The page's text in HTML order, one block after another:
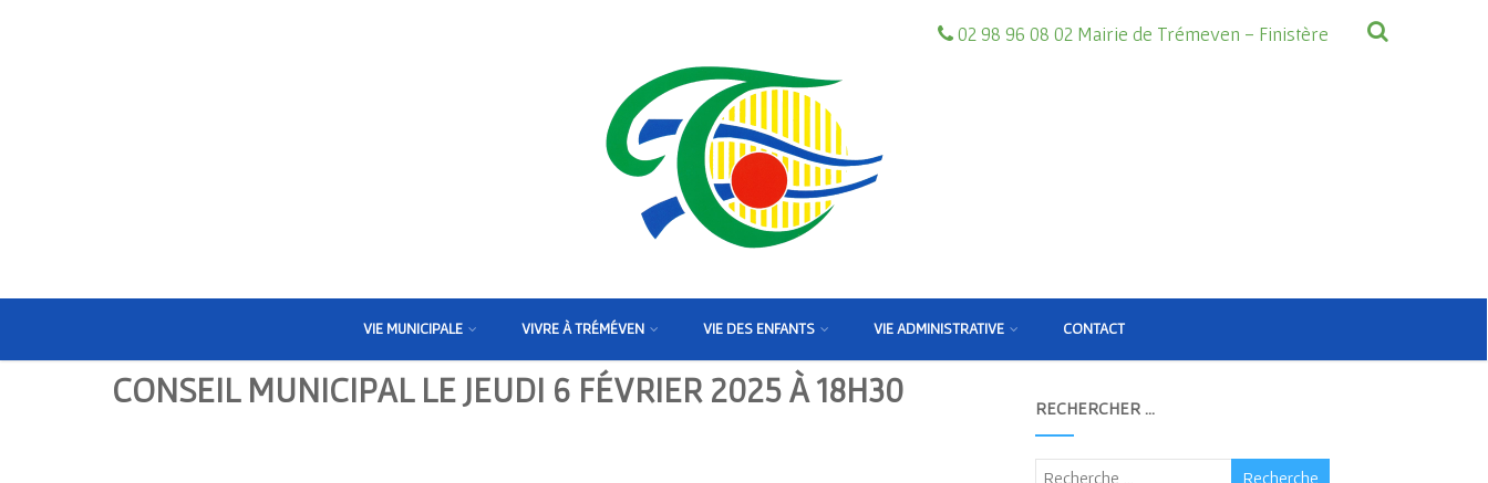
02 98 96 08 02 Mairie de Trémeven - Finistère
VIE MUNICIPALE VIVRE À TRÉMÉVEN VIE DES ENFANTS VIE ADMINISTRATIVE CONTACT
CONSEIL MUNICIPAL LE JEUDI 6 FÉVRIER 2025 À 18H30 RECHERCHER …